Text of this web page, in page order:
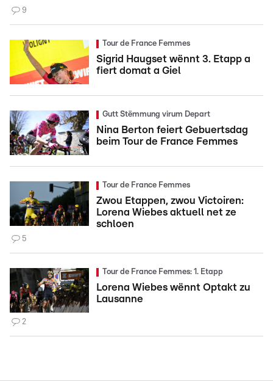
9
Tour de France Femmes
Sigrid Haugset wënnt 3. Etapp a
fiert domat a Giel
Gutt Stëmmung virum Depart
Nina Berton feiert Gebuertsdag
beim Tour de France Femmes
Tour de France Femmes
Zwou Etappen, zwou Victoiren:
Lorena Wiebes aktuell net ze
schloen
5
Tour de France Femmes: 1. Etapp
Lorena Wiebes wënnt Optakt zu
Lausanne
2